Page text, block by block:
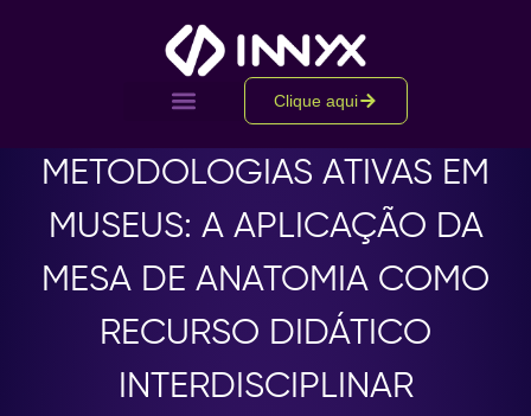
Clique aqui
METODOLOGIAS ATIVAS EM
MUSEUS: A APLICAÇÃO DA
MESA DE ANATOMIA COMO
RECURSO DIDÁTICO
INTERDISCIPLINAR